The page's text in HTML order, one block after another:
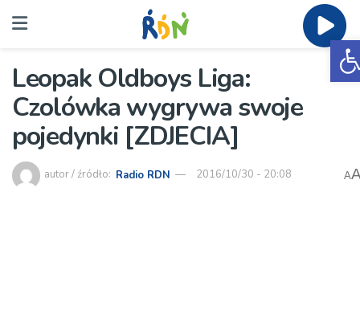
Leopak Oldboys Liga:
Czolówka wygrywa swoje
pojedynki [ZDJECIA]
autor / źródło: Radio RDN 2016/10/30 - 20:08 A